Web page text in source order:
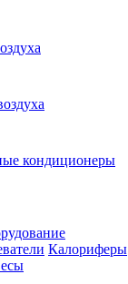
кондиционеры
Калориферы